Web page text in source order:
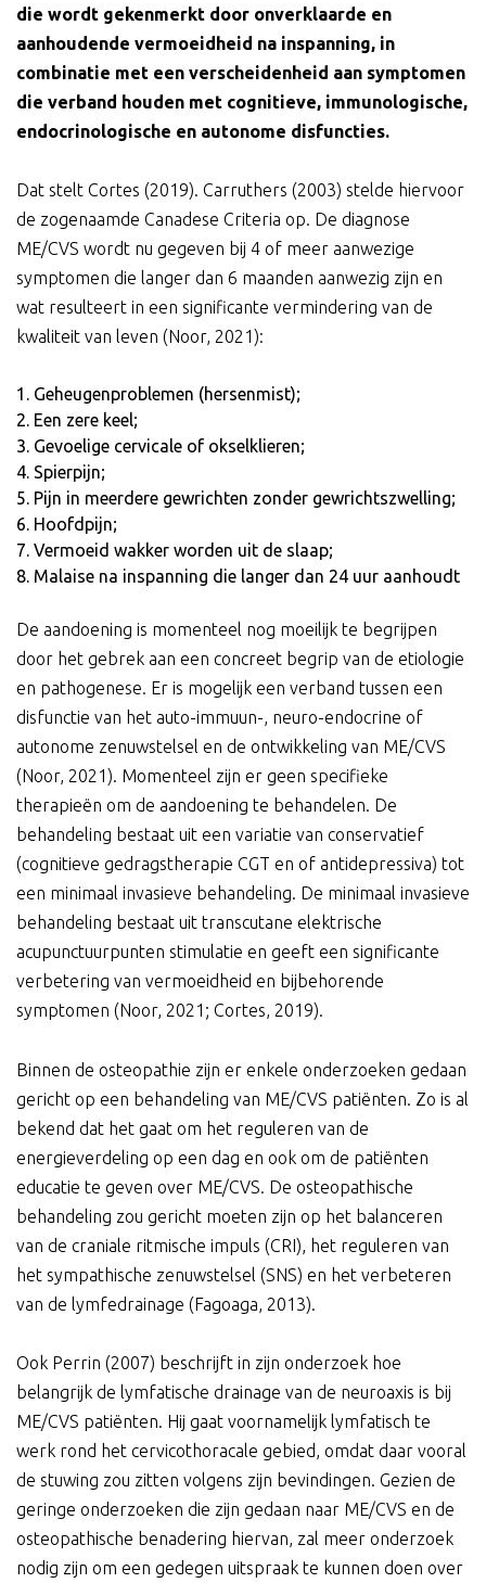
die wordt gekenmerkt door onverklaarde en
aanhoudende vermoeidheid na inspanning, in
combinatie met een verscheidenheid aan symptomen
die verband houden met cognitieve, immunologische,
endocrinologische en autonome disfuncties.
Dat stelt Cortes (2019). Carruthers (2003) stelde hiervoor
de zogenaamde Canadese Criteria op. De diagnose
ME/CVS wordt nu gegeven bij 4 of meer aanwezige
symptomen die langer dan 6 maanden aanwezig zijn en
wat resulteert in een significante vermindering van de
kwaliteit van leven (Noor, 2021):
Geheugenproblemen (hersenmist);
Een zere keel;
Gevoelige cervicale of okselklieren;
Spierpijn;
Pijn in meerdere gewrichten zonder gewrichtszwelling;
Hoofdpijn;
Vermoeid wakker worden uit de slaap;
Malaise na inspanning die langer dan 24 uur aanhoudt
De aandoening is momenteel nog moeilijk te begrijpen
door het gebrek aan een concreet begrip van de etiologie
en pathogenese. Er is mogelijk een verband tussen een
disfunctie van het auto-immuun-, neuro-endocrine of
autonome zenuwstelsel en de ontwikkeling van ME/CVS
(Noor, 2021). Momenteel zijn er geen specifieke
therapieën om de aandoening te behandelen. De
behandeling bestaat uit een variatie van conservatief
(cognitieve gedragstherapie CGT en of antidepressiva) tot
een minimaal invasieve behandeling. De minimaal invasieve
behandeling bestaat uit transcutane elektrische
acupunctuurpunten stimulatie en geeft een significante
verbetering van vermoeidheid en bijbehorende
symptomen (Noor, 2021; Cortes, 2019).
Binnen de osteopathie zijn er enkele onderzoeken gedaan
gericht op een behandeling van ME/CVS patiënten. Zo is al
bekend dat het gaat om het reguleren van de
energieverdeling op een dag en ook om de patiënten
educatie te geven over ME/CVS. De osteopathische
behandeling zou gericht moeten zijn op het balanceren
van de craniale ritmische impuls (CRI), het reguleren van
het sympathische zenuwstelsel (SNS) en het verbeteren
van de lymfedrainage (Fagoaga, 2013).
Ook Perrin (2007) beschrijft in zijn onderzoek hoe
belangrijk de lymfatische drainage van de neuroaxis is bij
ME/CVS patiënten. Hij gaat voornamelijk lymfatisch te
werk rond het cervicothoracale gebied, omdat daar vooral
de stuwing zou zitten volgens zijn bevindingen. Gezien de
geringe onderzoeken die zijn gedaan naar ME/CVS en de
osteopathische benadering hiervan, zal meer onderzoek
nodig zijn om een gedegen uitspraak te kunnen doen over